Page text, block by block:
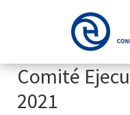
principal
Comité
2021